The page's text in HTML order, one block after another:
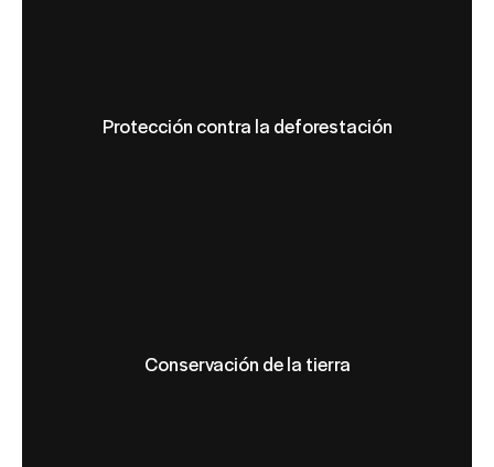
Protección contra la deforestación
Conservación de la tierra